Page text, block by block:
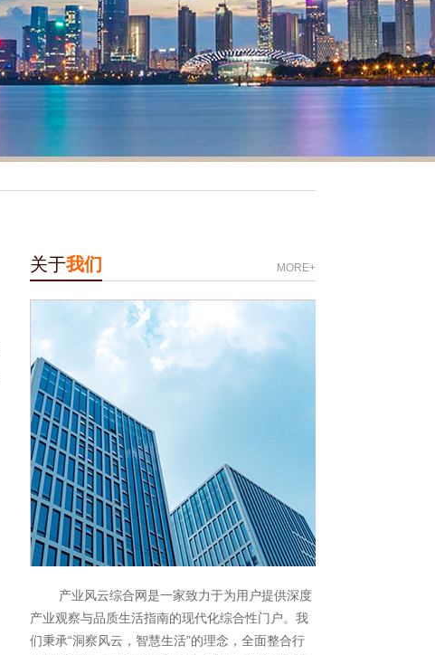
MORE+
关于我们
产业风云综合网是一家致力于为用户提供深度
产业观察与品质生活指南的现代化综合性门户。我
们秉承“洞察风云，智慧生活”的理念，全面整合行